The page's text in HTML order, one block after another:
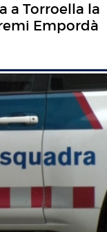
a Torroella la
Empordà